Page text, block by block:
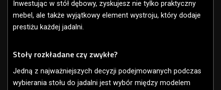
Inwestując w stół dębowy, zyskujesz nie tylko praktyczny
mebel, ale także wyjątkowy element wystroju, który dodaje
prestiżu każdej jadalni.
Stoły rozkładane czy zwykłe?
Jedną z najważniejszych decyzji podejmowanych podczas
wybierania stołu do jadalni jest wybór między modelem